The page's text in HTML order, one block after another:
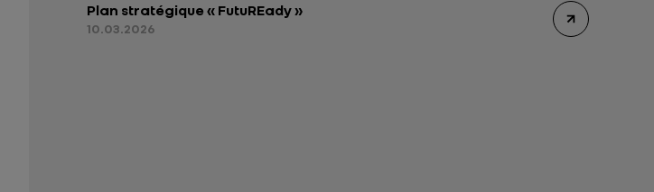
Plan stratégique « FutuREady »
10.03.2026